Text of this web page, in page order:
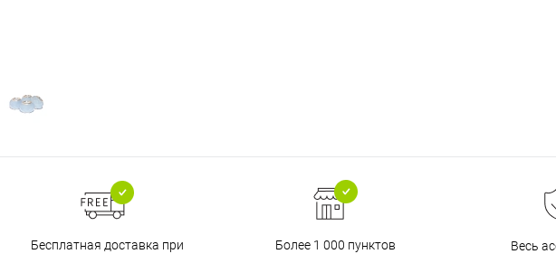
Бесплатная доставка при
Более 1 000 пунктов
Весь